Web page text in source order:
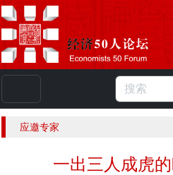
应邀专家
一出三人成虎